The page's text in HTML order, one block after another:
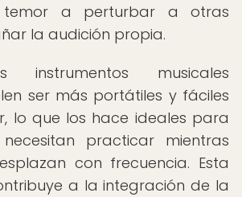
temor a perturbar a otras
la audición propia.
instrumentos musicales
ser más portátiles y fáciles
lo que los hace ideales para
practicar mientras
con frecuencia. Esta
a la integración de la